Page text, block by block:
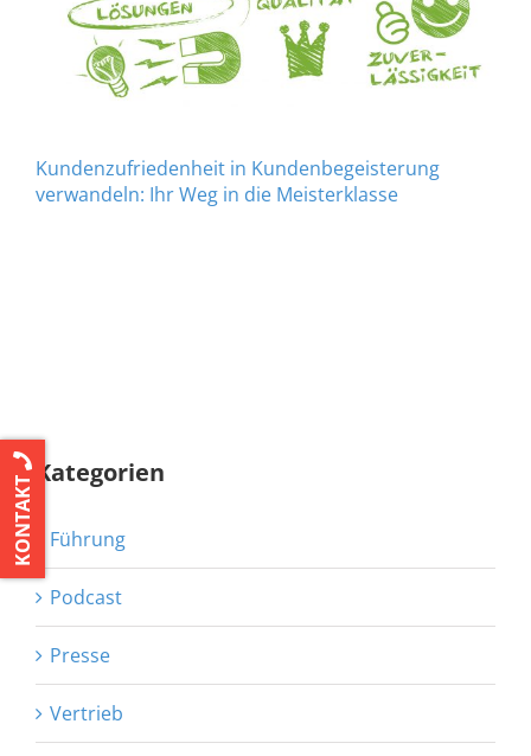
Kundenzufriedenheit in Kundenbegeisterung
verwandeln: Ihr Weg in die Meisterklasse
Kategorien
Führung
Podcast
Presse
Vertrieb
KONTAKT